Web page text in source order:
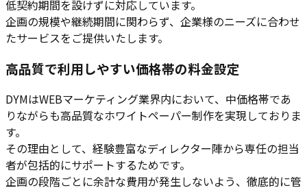
低契約期間を設けずに対応しています。
企画の規模や継続期間に関わらず、企業様のニーズに合わせ
たサービスをご提供いたします。
高品質で利用しやすい価格帯の料金設定
DYMはWEBマーケティング業界内において、中価格帯であ
りながらも高品質なホワイトペーパー制作を実現しておりま
す。
その理由として、経験豊富なディレクター陣から専任の担当
者が包括的にサポートするためです。
企画の段階ごとに余計な費用が発生しないよう、徹底的に管